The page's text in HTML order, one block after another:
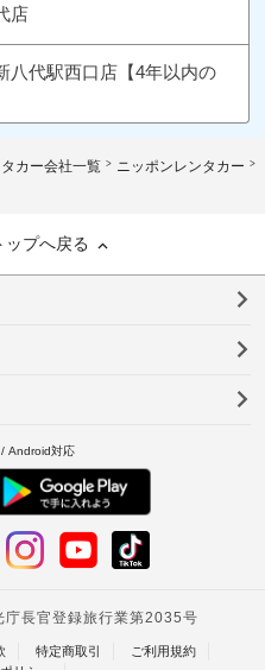
店
八代駅西口店【4年以内の
カー会社一覧
ニッポンレンタカー
ップへ戻る